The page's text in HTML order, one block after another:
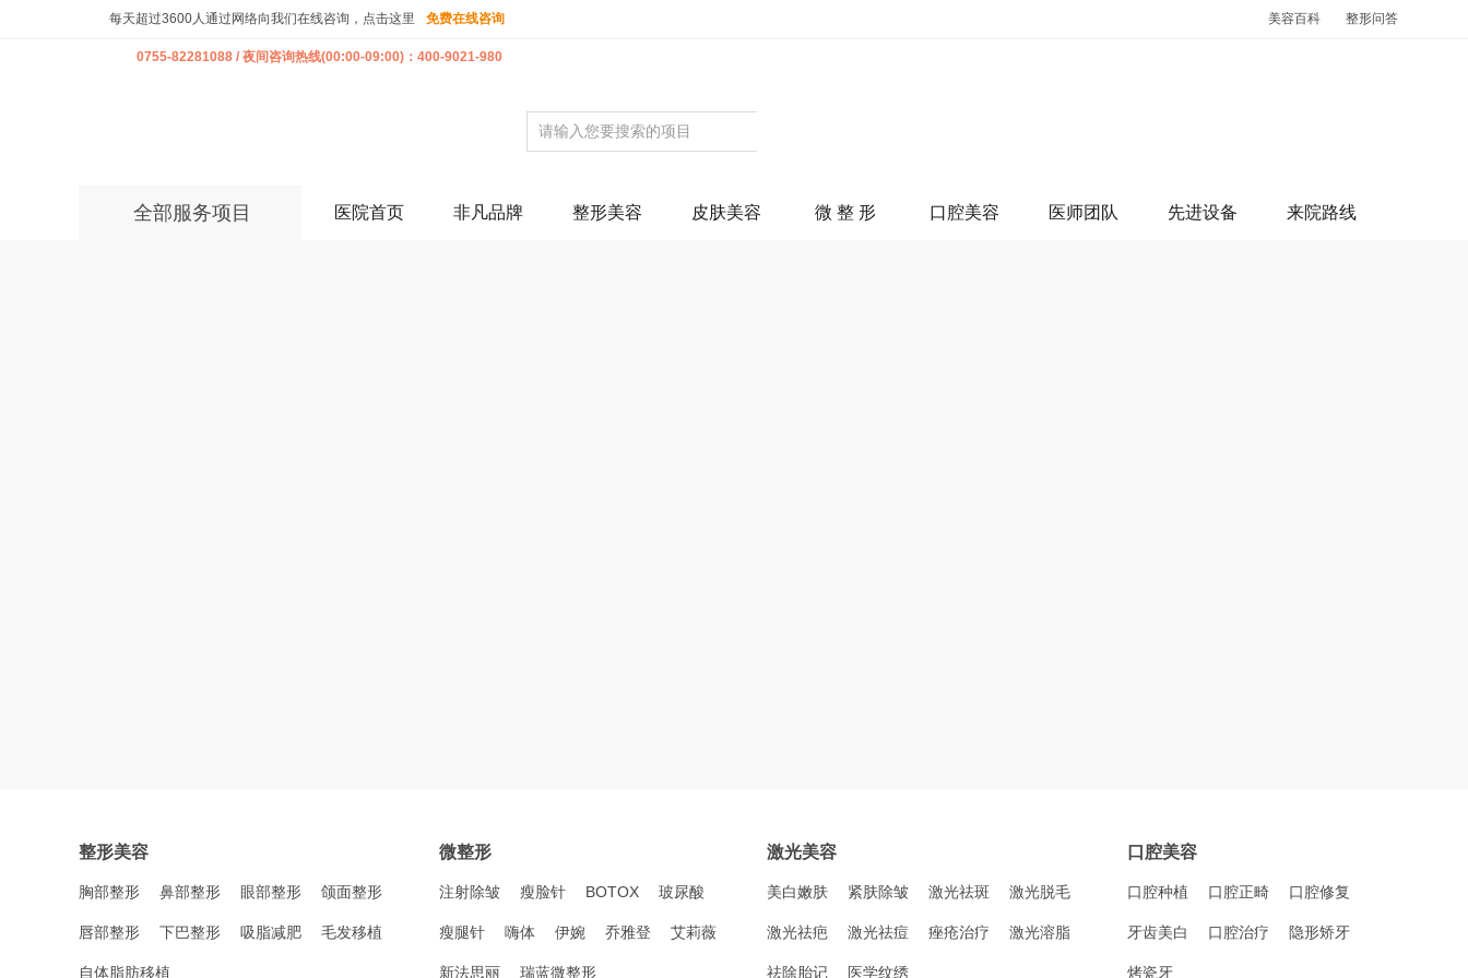
每天超过3600人通过网络向我们在线咨询，点击这里 免费在线咨询
0755-82281088 / 夜间咨询热线(00:00-09:00)：400-9021-980
美容百科 整形问答
全部服务项目 医院首页 非凡品牌 整形美容 皮肤美容 微 整 形 口腔美容 医师团队 先进设备 来院路线
整形美容
胸部整形 鼻部整形 眼部整形 颌面整形
唇部整形 下巴整形 吸脂减肥 毛发移植
自体脂肪移植
微整形
注射除皱 瘦脸针 BOTOX 玻尿酸
瘦腿针 嗨体 伊婉 乔雅登 艾莉薇
新法思丽 瑞蓝微整形
激光美容
美白嫩肤 紧肤除皱 激光祛斑 激光脱毛
激光祛疤 激光祛痘 痤疮治疗 激光溶脂
祛除胎记 医学纹绣
口腔美容
口腔种植 口腔正畸 口腔修复
牙齿美白 口腔治疗 隐形矫牙
烤瓷牙